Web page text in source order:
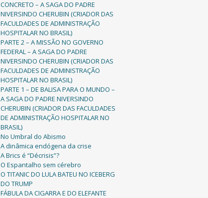
CONCRETO – A SAGA DO PADRE
NIVERSINDO CHERUBIN (CRIADOR DAS
FACULDADES DE ADMINISTRAÇÃO
HOSPITALAR NO BRASIL)
PARTE 2 – A MISSÃO NO GOVERNO
FEDERAL – A SAGA DO PADRE
NIVERSINDO CHERUBIN (CRIADOR DAS
FACULDADES DE ADMINISTRAÇÃO
HOSPITALAR NO BRASIL)
PARTE 1 – DE BALISA PARA O MUNDO –
A SAGA DO PADRE NIVERSINDO
CHERUBIN (CRIADOR DAS FACULDADES
DE ADMINISTRAÇÃO HOSPITALAR NO
BRASIL)
No Umbral do Abismo
A dinâmica endógena da crise
A Brics é “Décrisis”?
O Espantalho sem cérebro
O TITANIC DO LULA BATEU NO ICEBERG
DO TRUMP
FÁBULA DA CIGARRA E DO ELEFANTE